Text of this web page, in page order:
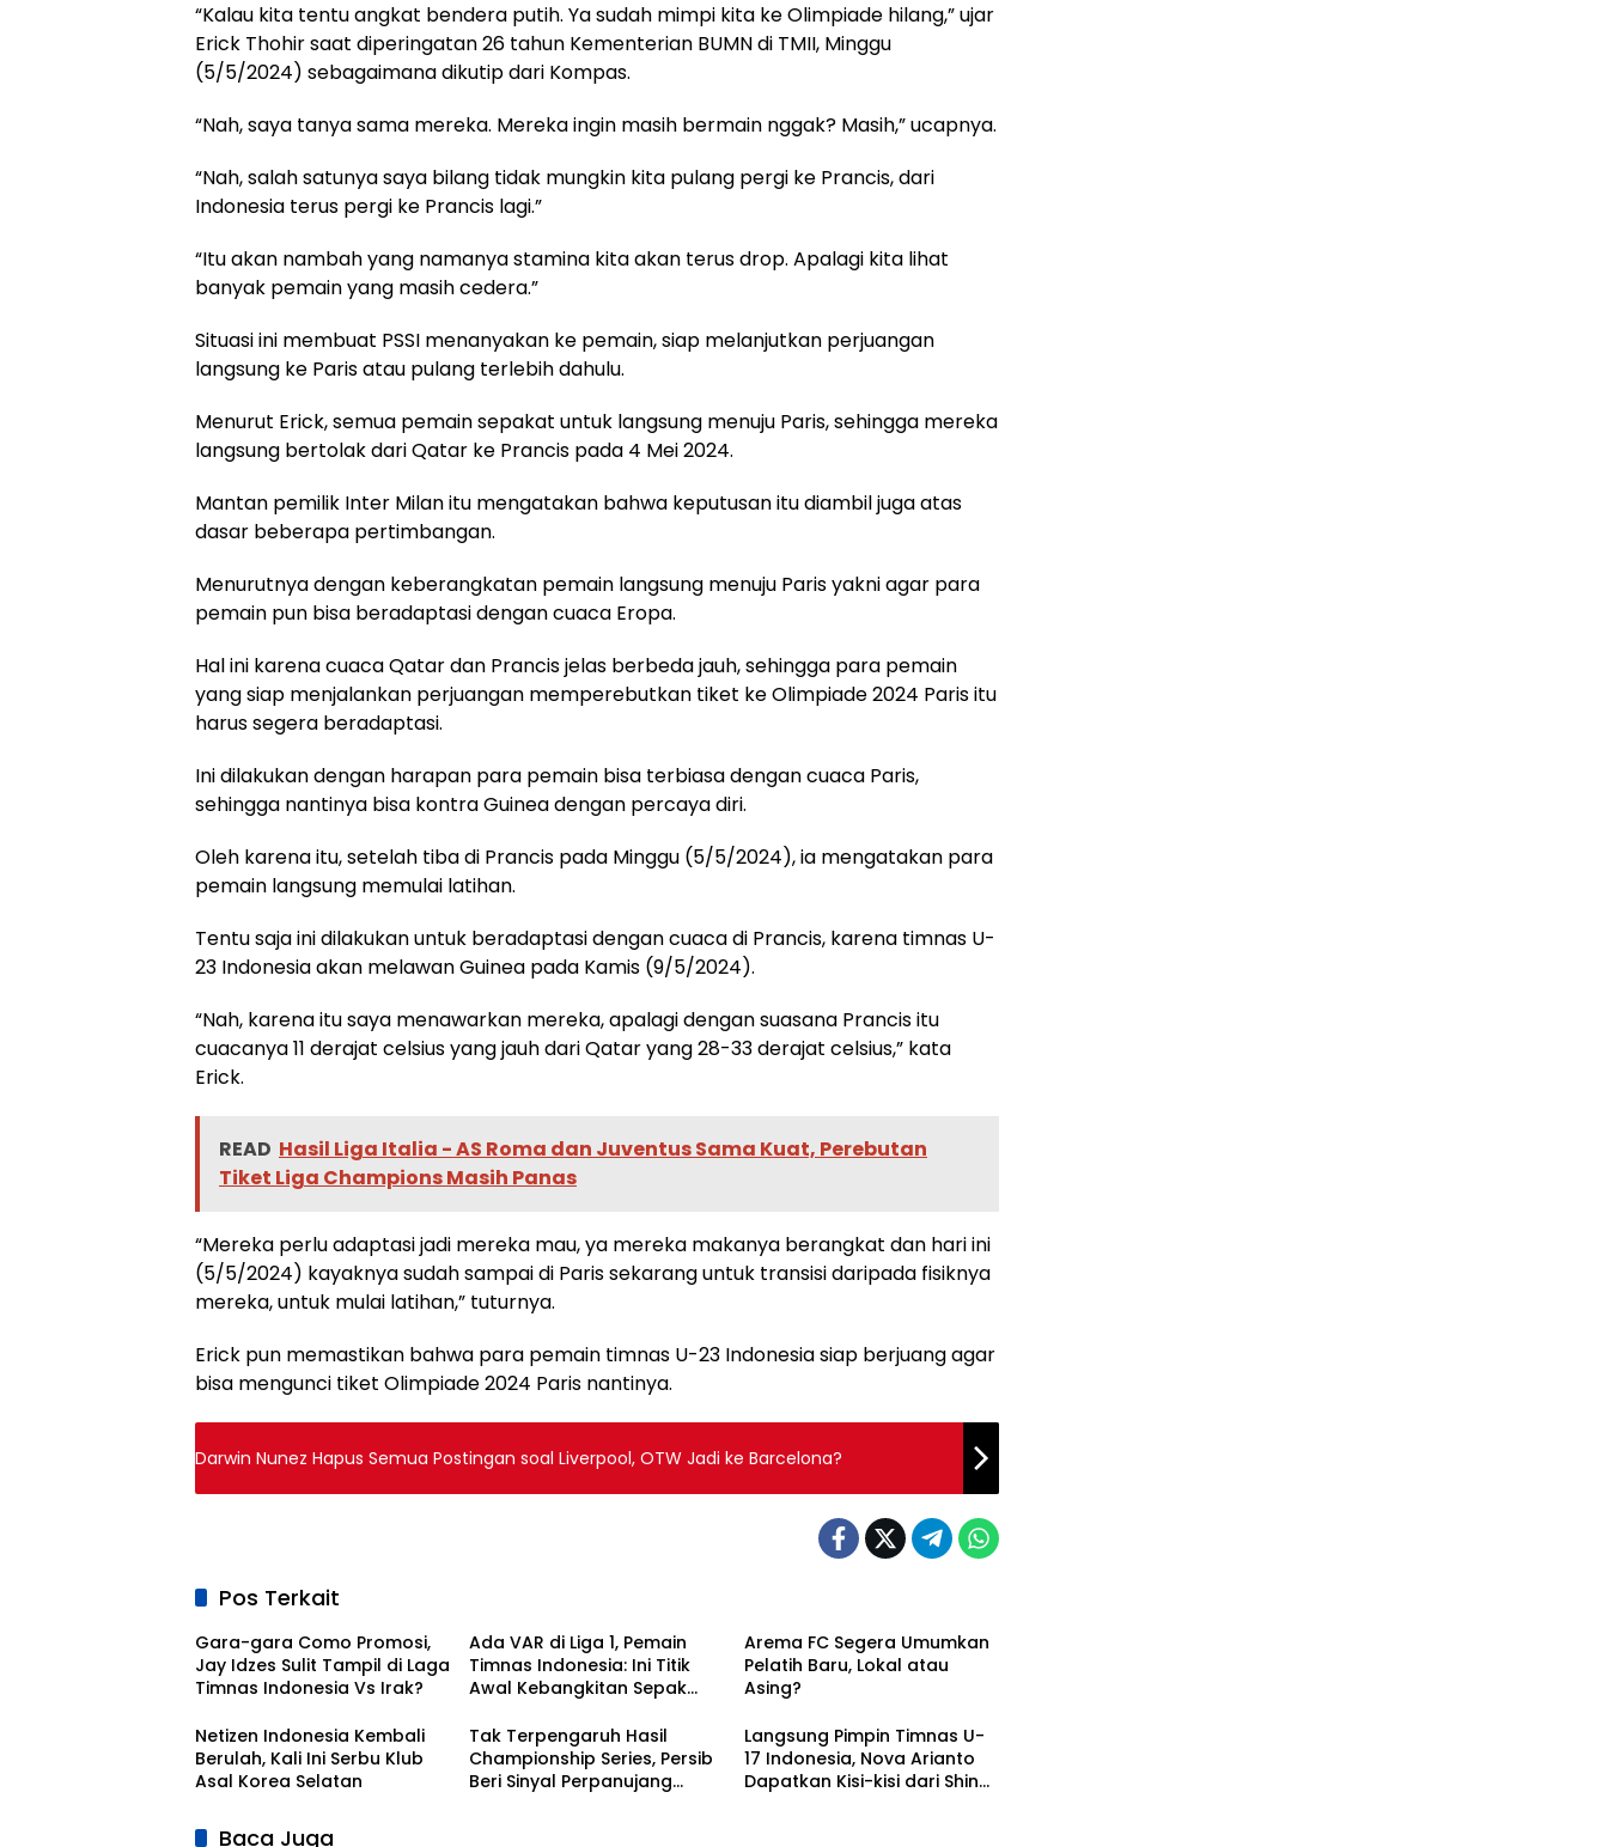
“Kalau kita tentu angkat bendera putih. Ya sudah mimpi kita ke Olimpiade hilang,” ujar
Erick Thohir saat diperingatan 26 tahun Kementerian BUMN di TMII, Minggu
(5/5/2024) sebagaimana dikutip dari Kompas.
“Nah, saya tanya sama mereka. Mereka ingin masih bermain nggak? Masih,” ucapnya.
“Nah, salah satunya saya bilang tidak mungkin kita pulang pergi ke Prancis, dari
Indonesia terus pergi ke Prancis lagi.”
“Itu akan nambah yang namanya stamina kita akan terus drop. Apalagi kita lihat
banyak pemain yang masih cedera.”
Situasi ini membuat PSSI menanyakan ke pemain, siap melanjutkan perjuangan
langsung ke Paris atau pulang terlebih dahulu.
Menurut Erick, semua pemain sepakat untuk langsung menuju Paris, sehingga mereka
langsung bertolak dari Qatar ke Prancis pada 4 Mei 2024.
Mantan pemilik Inter Milan itu mengatakan bahwa keputusan itu diambil juga atas
dasar beberapa pertimbangan.
Menurutnya dengan keberangkatan pemain langsung menuju Paris yakni agar para
pemain pun bisa beradaptasi dengan cuaca Eropa.
Hal ini karena cuaca Qatar dan Prancis jelas berbeda jauh, sehingga para pemain
yang siap menjalankan perjuangan memperebutkan tiket ke Olimpiade 2024 Paris itu
harus segera beradaptasi.
Ini dilakukan dengan harapan para pemain bisa terbiasa dengan cuaca Paris,
sehingga nantinya bisa kontra Guinea dengan percaya diri.
Oleh karena itu, setelah tiba di Prancis pada Minggu (5/5/2024), ia mengatakan para
pemain langsung memulai latihan.
Tentu saja ini dilakukan untuk beradaptasi dengan cuaca di Prancis, karena timnas U-
23 Indonesia akan melawan Guinea pada Kamis (9/5/2024).
“Nah, karena itu saya menawarkan mereka, apalagi dengan suasana Prancis itu
cuacanya 11 derajat celsius yang jauh dari Qatar yang 28-33 derajat celsius,” kata
Erick.
READ Hasil Liga Italia - AS Roma dan Juventus Sama Kuat, Perebutan
Tiket Liga Champions Masih Panas
“Mereka perlu adaptasi jadi mereka mau, ya mereka makanya berangkat dan hari ini
(5/5/2024) kayaknya sudah sampai di Paris sekarang untuk transisi daripada fisiknya
mereka, untuk mulai latihan,” tuturnya.
Erick pun memastikan bahwa para pemain timnas U-23 Indonesia siap berjuang agar
bisa mengunci tiket Olimpiade 2024 Paris nantinya.
Darwin Nunez Hapus Semua Postingan soal Liverpool, OTW Jadi ke Barcelona?
Pos Terkait
Gara-gara Como Promosi,
Jay Idzes Sulit Tampil di Laga
Timnas Indonesia Vs Irak?
Ada VAR di Liga 1, Pemain
Timnas Indonesia: Ini Titik
Awal Kebangkitan Sepak
Arema FC Segera Umumkan
Pelatih Baru, Lokal atau
Asing?
Netizen Indonesia Kembali
Berulah, Kali Ini Serbu Klub
Asal Korea Selatan
Tak Terpengaruh Hasil
Championship Series, Persib
Beri Sinyal Perpanujang
Langsung Pimpin Timnas U-
17 Indonesia, Nova Arianto
Dapatkan Kisi-kisi dari Shin
Baca Juga